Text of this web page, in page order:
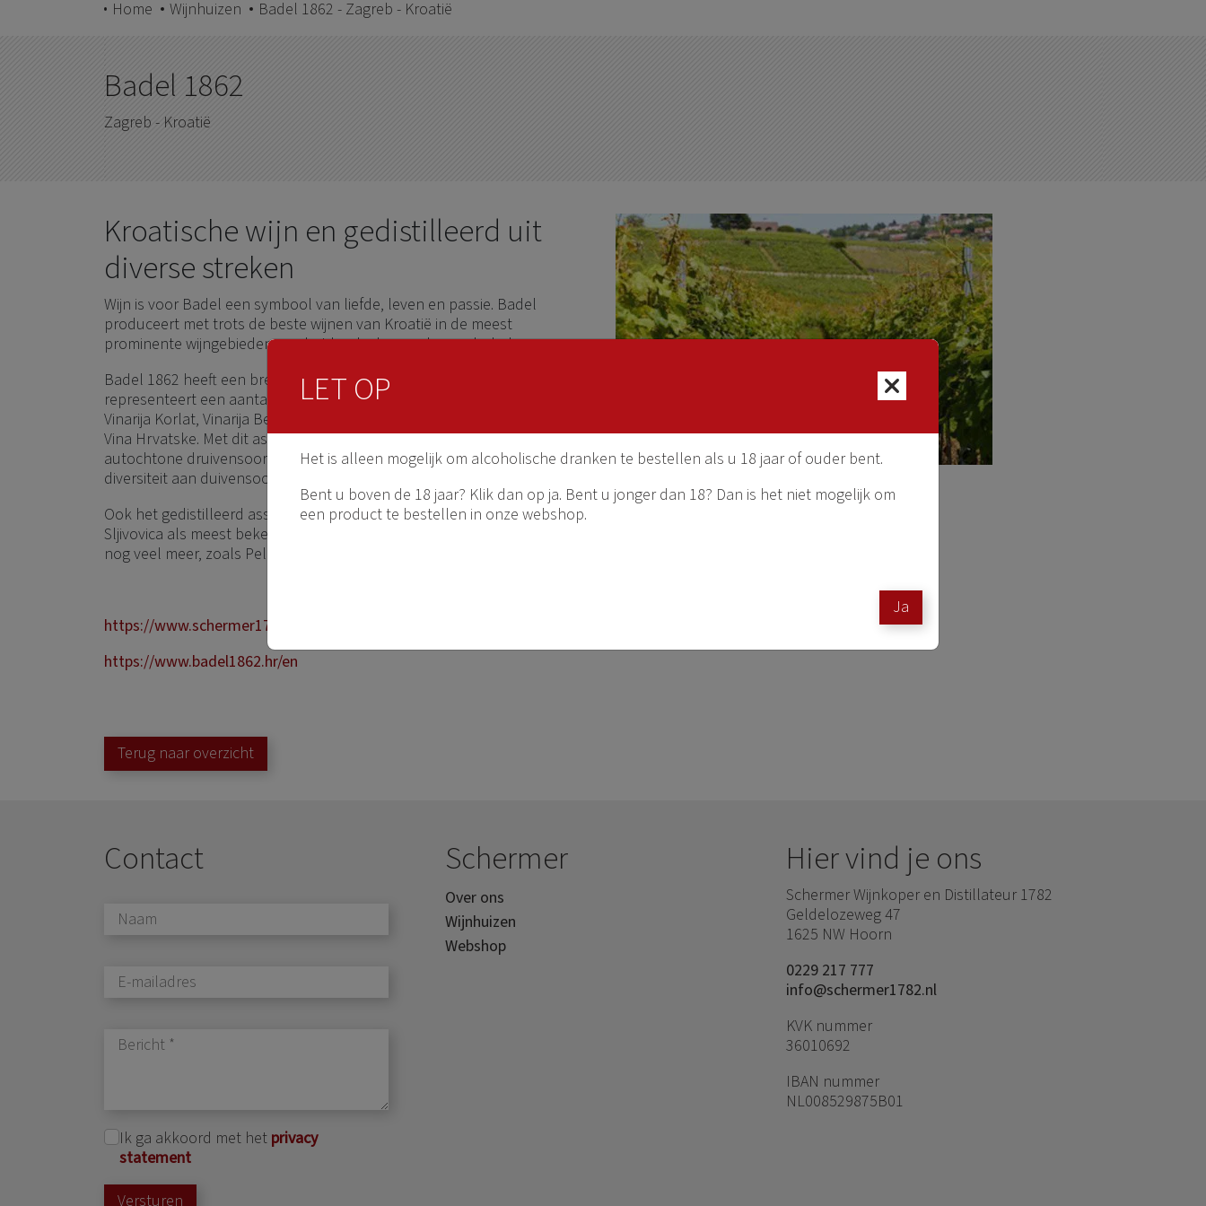
LET OP
Het is alleen mogelijk om alcoholische dranken te bestellen als u 18 jaar of ouder bent.
Bent u boven de 18 jaar? Klik dan op ja. Bent u jonger dan 18? Dan is het niet mogelijk om
een product te bestellen in onze webshop.
Ja
Home Wijnhuizen Badel 1862 - Zagreb - Kroatië
Badel 1862
Zagreb - Kroatië
Kroatische wijn en gedistilleerd uit
diverse streken
Wijn is voor Badel een symbool van liefde, leven en passie. Badel
produceert met trots de beste wijnen van Kroatië in de meest
prominente wijngebieden van het land, al meer dan anderhalve eeuw.
Badel 1862 heeft een breed assortiment aan wijn en gedistilleerd en
representeert een aantal wijnbedrijven uit diverse regio's. Zoals PZ Svirce,
Vinarija Korlat, Vinarija Benkovac, Daruvar Vinarija, Ivan Dolac Hvar en
Vina Hrvatske. Met dit assortiment beslaan ze een groot deel van de
autochtone druivensoorten uit Kroatië en presenteren een grote
diversiteit aan duivensoorten, gebieden, wijnmakers en terroir.
Ook het gedistilleerd assortiment mag er zijn, met de Kruskovac en
Sljivovica als meest bekende in Nederland. Maar uiteraard importeren wij
nog veel meer, zoals Pelinkovac, Loza, Travarica, Medica en Orahovac.
https://www.schermer1782.nl/zoeken?search=badel
https://www.badel1862.hr/en
Terug naar overzicht
Contact
Ik ga akkoord met het privacy
statement
Versturen
Schermer
Over ons
Wijnhuizen
Webshop
Hier vind je ons
Schermer Wijnkoper en Distillateur 1782
Geldelozeweg 47
1625 NW Hoorn
0229 217 777
info@schermer1782.nl
KVK nummer
36010692
IBAN nummer
NL008529875B01